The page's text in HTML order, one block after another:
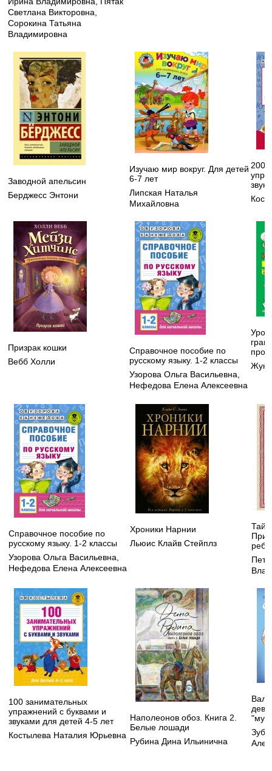
Светлана Викторовна
Сорокина Татьяна
Владимировна
Заводной апельсин
Берджесс Энтони
Изучаю мир вокруг. Для детей
6-7 лет
Липская Наталья
Михайловна
200
Призрак кошки
Вебб Холли
Справочное пособие по
русскому языку. 1-2 классы
Узорова Ольга Васильевна
Нефедова Елена Алексеевна
Справочное пособие по
русскому языку. 1-2 классы
Узорова Ольга Васильевна
Нефедова Елена Алексеевна
Хроники Нарнии
Льюис Клайв Стейплз
100 занимательных
упражнений с буквами и
звуками для детей 4-5 лет
Костылева Наталия Юрьевна
Наполеонов обоз. Книга 2.
Белые лошади
Рубина Дина Ильинична